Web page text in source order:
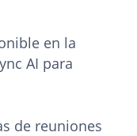
en la
AI para
de reuniones